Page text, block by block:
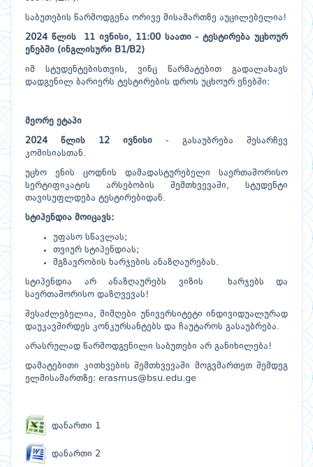
საბუთების წარმოდგენა ორივე მისამართზე აუცილებელია!
2024 წლის 11 ივნისი, 11:00 საათი - ტესტირება უცხოურ
ენებში (ინგლისური B1/B2)
იმ სტუდენტებისთვის, ვინც წარმატებით გადალახავს
დადგენილ ბარიერს ტესტირების დროს უცხოურ ენებში:
მეორე ეტაპი
2024 წლის 12 ივნისი - გასაუბრება შესარჩევ
კომისიასთან.
უცხო ენის ცოდნის დამადასტურებელი საერთაშორისო
სერტიფიკატის არსებობის შემთხვევაში, სტუდენტი
თავისუფლდება ტესტირებიდან.
სტიპენდია მოიცავს:
უფასო სწავლას;
თვიურ სტიპენდიას;
მგზავრობის ხარჯების ანაზღაურებას.
სტიპენდია არ ანაზღაურებს ვიზის ხარჯებს და
საერთაშორისო დაზღვევას!
შესაძლებელია, მიმღები უნივერსიტეტი ინდივიდუალურად
დაუკავშირდეს კონკურსანტებს და ჩაუტაროს გასაუბრება.
არასრულად წარმოდგენილი საბუთები არ განიხილება!
დამატებითი კითხვების შემთხვევაში მოგვმართეთ შემდეგ
ელმისამართზე: erasmus@bsu.edu.ge
დანართი 1
დანართი 2